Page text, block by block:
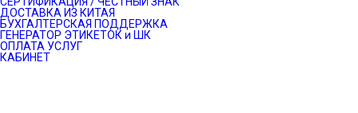
ДОСТАВКА ИЗ КИТАЯ
БУХГАЛТЕРСКАЯ ПОДДЕРЖКА
ГЕНЕРАТОР ЭТИКЕТОК и ШК
ОПЛАТА УСЛУГ
КАБИНЕТ